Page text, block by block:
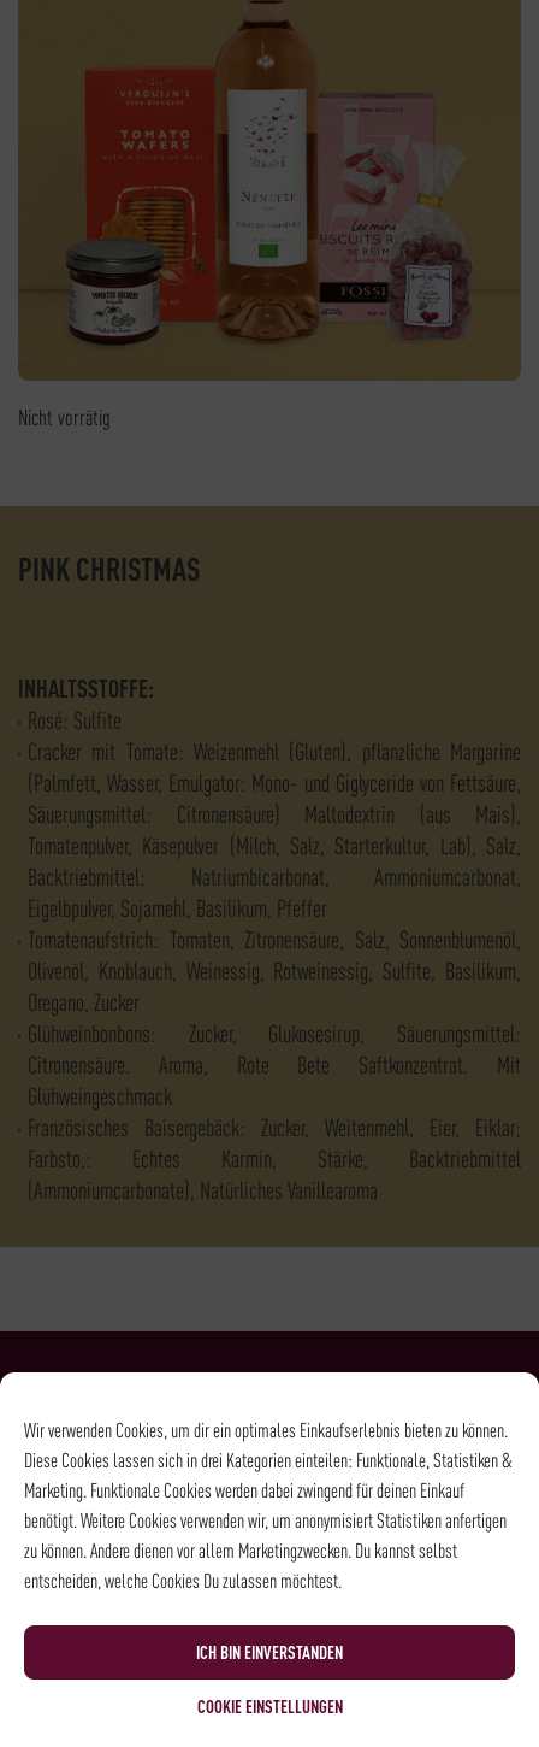
Wir verwenden Cookies, um dir ein optimales Einkaufserlebnis bieten zu können.
Diese Cookies lassen sich in drei Kategorien einteilen: Funktionale, Statistiken &
Marketing. Funktionale Cookies werden dabei zwingend für deinen Einkauf
benötigt. Weitere Cookies verwenden wir, um anonymisiert Statistiken anfertigen
zu können. Andere dienen vor allem Marketingzwecken. Du kannst selbst
entscheiden, welche Cookies Du zulassen möchtest.
ICH BIN EINVERSTANDEN
COOKIE EINSTELLUNGEN
Nicht vorrätig
PINK CHRISTMAS
INHALTSSTOFFE:
Rosé: Sulfite
Cracker mit Tomate: Weizenmehl (Gluten), pflanzliche Margarine
(Palmfett, Wasser, Emulgator: Mono- und Giglyceride von Fettsäure,
Säuerungsmittel: Citronensäure) Maltodextrin (aus Mais),
Tomatenpulver, Käsepulver (Milch, Salz, Starterkultur, Lab), Salz,
Backtriebmittel: Natriumbicarbonat, Ammoniumcarbonat,
Eigelbpulver, Sojamehl, Basilikum, Pfeffer
Tomatenaufstrich: Tomaten, Zitronensäure, Salz, Sonnenblumenöl,
Olivenöl, Knoblauch, Weinessig, Rotweinessig, Sulfite, Basilikum,
Oregano, Zucker
Glühweinbonbons: Zucker, Glukosesirup, Säuerungsmittel:
Citronensäure. Aroma, Rote Bete Saftkonzentrat. Mit
Glühweingeschmack
Französisches Baisergebäck: Zucker, Weitenmehl, Eier, Eiklar;
Farbsto,: Echtes Karmin, Stärke, Backtriebmittel
(Ammoniumcarbonate), Natürliches Vanillearoma
LUST AUF MEHR KAFFEE, WEIN, SPIRITS &
FEINKOST?
Dann melde Dich einfach für den Rehorik Newsletter an und wir
halten Dich auf dem Laufenden - Erfahre immer als Erstes, was es
Neues bei Rehorik gibt!